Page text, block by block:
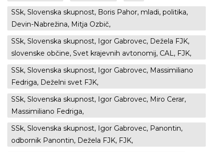
SSk, Slovenska skupnost, Boris Pahor, mladi, politika,
Devin-Nabrežina, Mitja Ozbič,
SSk, Slovenska skupnost, Igor Gabrovec, Dežela FJK,
slovenske občine, Svet krajevnih avtonomij, CAL, FJK,
SSk, Slovenska skupnost, Igor Gabrovec, Massimiliano
Fedriga, Deželni svet FJK,
SSk, Slovenska skupnost, Igor Gabrovec, Miro Cerar,
Massimiliano Fedriga,
SSk, Slovenska skupnost, Igor Gabrovec, Panontin,
odbornik Panontin, Dežela FJK, FJK,